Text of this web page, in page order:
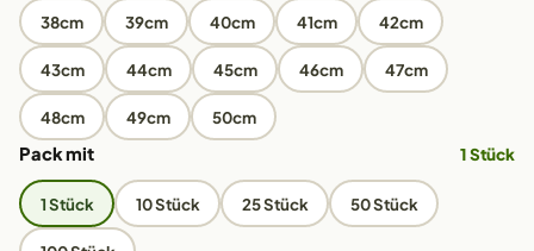
38cm 39cm 40cm 41cm 42cm
43cm 44cm 45cm 46cm 47cm
48cm 49cm 50cm
Pack mit 1 Stück
1 Stück 10 Stück 25 Stück 50 Stück